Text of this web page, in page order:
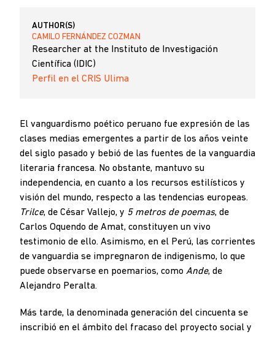
AUTHOR(S)
CAMILO FERNÁNDEZ COZMAN
Researcher at the Instituto de Investigación
Científica (IDIC)
Perfil en el CRIS Ulima
El vanguardismo poético peruano fue expresión de las
clases medias emergentes a partir de los años veinte
del siglo pasado y bebió de las fuentes de la vanguardia
literaria francesa. No obstante, mantuvo su
independencia, en cuanto a los recursos estilísticos y
visión del mundo, respecto a las tendencias europeas.
Trilce, de César Vallejo, y 5 metros de poemas, de
Carlos Oquendo de Amat, constituyen un vivo
testimonio de ello. Asimismo, en el Perú, las corrientes
de vanguardia se impregnaron de indigenismo, lo que
puede observarse en poemarios, como Ande, de
Alejandro Peralta.
Más tarde, la denominada generación del cincuenta se
inscribió en el ámbito del fracaso del proyecto social y